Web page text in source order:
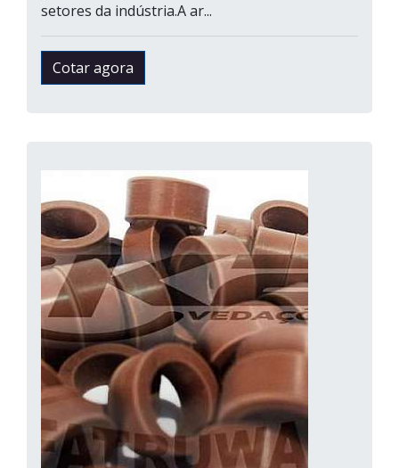
setores da indústria.A ar...
Cotar agora